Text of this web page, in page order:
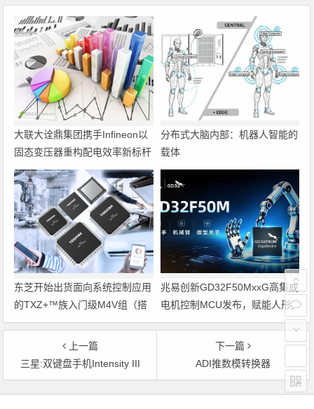
大联大诠鼎集团携手Infineon以
固态变压器重构配电效率新标杆
分布式大脑内部：机器人智能的
载体
东芝开始出货面向系统控制应用
的TXZ+™族入门级M4V组（搭
载Arm Cortex‑M4内核的标准微
控制器）工程样品
兆易创新GD32F50MxxG高集成
电机控制MCU发布，赋能人形
机器人关节驱动革新
上一篇
三星:双键盘手机Intensity III
下一篇
ADI推数模转换器
文章导航